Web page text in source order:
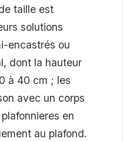
taille est
solutions
encastrés ou
dont la hauteur
à 40 cm ; les
avec un corps
en
au plafond.